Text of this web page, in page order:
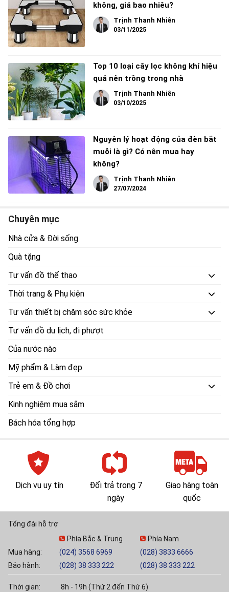
không, giá bao nhiêu?
Trịnh Thanh Nhiên
03/11/2025
Top 10 loại cây lọc không khí hiệu
quả nên trồng trong nhà
Trịnh Thanh Nhiên
03/10/2025
Nguyên lý hoạt động của đèn bắt
muỗi là gì? Có nên mua hay
không?
Trịnh Thanh Nhiên
27/07/2024
Chuyên mục
Nhà cửa & Đời sống
Quà tặng
Tư vấn đồ thể thao
Thời trang & Phụ kiện
Tư vấn thiết bị chăm sóc sức khỏe
Tư vấn đồ du lịch, đi phượt
Của nước nào
Mỹ phẩm & Làm đẹp
Trẻ em & Đồ chơi
Kinh nghiệm mua sắm
Bách hóa tổng hợp
Dịch vụ uy tín
Đổi trả trong 7
ngày
Giao hàng toàn
quốc
Tổng đài hỗ trợ
Mua hàng:
Bảo hành:
Phía Bắc & Trung
(024) 3568 6969
(028) 38 333 222
Phía Nam
(028) 3833 6666
(028) 38 333 222
Thời gian:
8h - 19h (Thứ 2 đến Thứ 6)